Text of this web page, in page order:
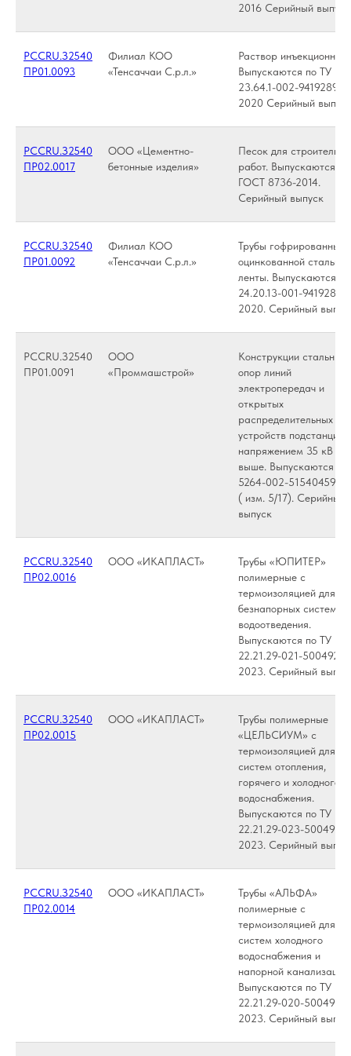
2016 Серийный выпуск
РССRU.З2540
ПР01.0093
Филиал КОО
«Тенсаччаи С.р.л.»
Раствор инъекционный
Выпускаются по ТУ
23.64.1-002-94192891-
2020 Серийный выпуск
РССRU.З2540
ПР02.0017
ООО «Цементно-
бетонные изделия»
Песок для
работ. Выпускаются по
ГОСТ 8736-2014.
Серийный выпуск
РССRU.З2540
ПР01.0092
Филиал КОО
«Тенсаччаи С.р.л.»
Трубы гофрированные
оцинкованной стальной
ленты. Выпускаются
24.20.13-001-94192891-
2020. Серийный
РССRU.З2540
ПР01.0091
ООО
«Проммашстрой»
Конструкции стальные
опор линий
электропередач и
открытых
распределительных
устройств подстанций
напряжением 35 кВ и
выше. Выпускаются по
5264-002-51540459-
( изм. 5/17). Серийный
выпуск
РССRU.З2540
ПР02.0016
ООО «ИКАПЛАСТ»
Трубы «ЮПИТЕР»
полимерные с
термоизоляцией для
безнапорных систем
водоотведения.
Выпускаются по ТУ
22.21.29-021-
2023. Серийный
РССRU.З2540
ПР02.0015
ООО «ИКАПЛАСТ»
Трубы полимерные
«ЦЕЛЬСИУМ» с
термоизоляцией для
систем отопления,
горячего и холодного
водоснабжения.
Выпускаются по ТУ
22.21.29-023-
2023. Серийный
РССRU.З2540
ПР02.0014
ООО «ИКАПЛАСТ»
Трубы «АЛЬФА»
полимерные с
термоизоляцией для
систем холодного
водоснабжения и
напорной канализации.
Выпускаются по ТУ
22.21.29-020-
2023. Серийный